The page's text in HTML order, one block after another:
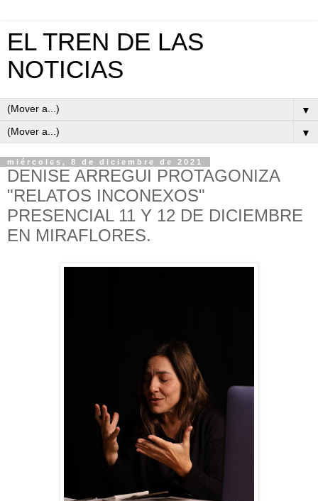
EL TREN DE LAS
NOTICIAS
▼
▼
miércoles, 8 de diciembre de 2021
DENISE ARREGUI PROTAGONIZA
"RELATOS INCONEXOS"
PRESENCIAL 11 Y 12 DE DICIEMBRE
EN MIRAFLORES.